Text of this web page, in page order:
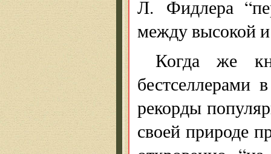
Л. Фидлера
между высокой
Когда же
бестселлерами
рекорды
своей природе